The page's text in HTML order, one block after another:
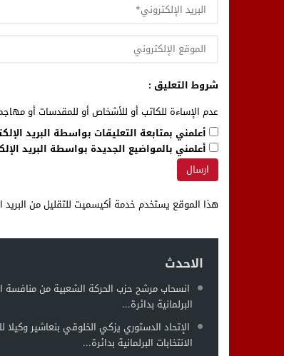
شروط التعليق :
عدم الإساءة للكاتب أو للأشخاص أو للمقدسات أو
أعلمني بمتابعة التعليقات بواسطة البريد
أعلمني بالمواضيع الجديدة بواسطة البريد
هذا الموقع يستخدم خدمة أكيسميت للتقليل من البريد
الاحدث
انسحاب مرشح حزب الحركة الشعبية من منافسة
البرلمانية بدائرة...
الإتحاد الدستوري يزكي الخلوقي بنعاشير وكيلا
الانتخابات البرلمانية بدائرة...